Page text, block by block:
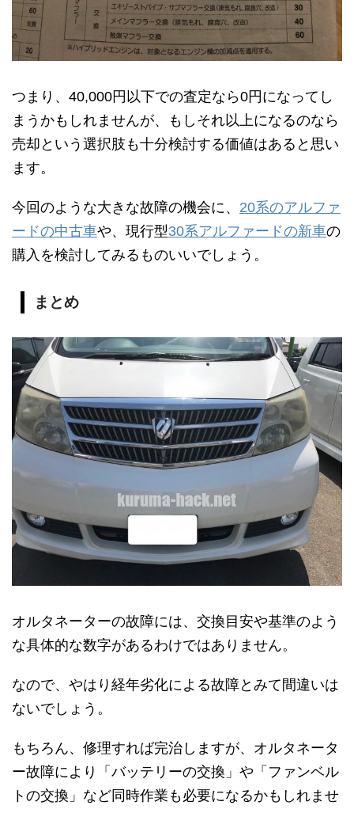
つまり、40,000円以下での査定なら0円になってし
まうかもしれませんが、もしそれ以上になるのなら
売却という選択肢も十分検討する価値はあると思い
ます。
今回のような大きな故障の機会に、 20系のアルファ
ードの中古車や、現行型30系アルファードの新車の
購入を検討してみるものいいでしょう。
まとめ
オルタネーターの故障には、交換目安や基準のよう
な具体的な数字があるわけではありません。
なので、やはり経年劣化による故障とみて間違いは
ないでしょう。
もちろん、修理すれば完治しますが、オルタネータ
ー故障により「バッテリーの交換」や「ファンベル
トの交換」など同時作業も必要になるかもしれませ